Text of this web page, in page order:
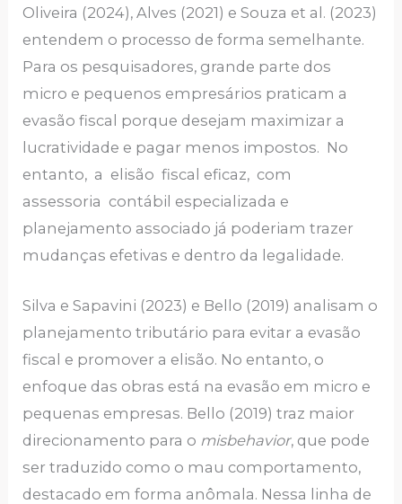
Oliveira (2024), Alves (2021) e Souza et al. (2023)
entendem o processo de forma semelhante.
Para os pesquisadores, grande parte dos
micro e pequenos empresários praticam a
evasão fiscal porque desejam maximizar a
lucratividade e pagar menos impostos. No
entanto, a elisão fiscal eficaz, com
assessoria contábil especializada e
planejamento associado já poderiam trazer
mudanças efetivas e dentro da legalidade.
Silva e Sapavini (2023) e Bello (2019) analisam o
planejamento tributário para evitar a evasão
fiscal e promover a elisão. No entanto, o
enfoque das obras está na evasão em micro e
pequenas empresas. Bello (2019) traz maior
direcionamento para o misbehavior, que pode
ser traduzido como o mau comportamento,
destacado em forma anômala. Nessa linha de